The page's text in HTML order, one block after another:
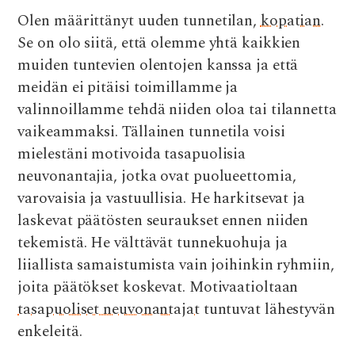
Olen määrittänyt uuden tunnetilan,kopatian.
Se on olo siitä, että olemme yhtä kaikkien
muiden tuntevien olentojen kanssa ja että
meidän ei pitäisi toimillamme ja
valinnoillamme tehdä niiden oloa tai tilannetta
vaikeammaksi. Tällainen tunnetila voisi
mielestäni motivoida tasapuolisia
neuvonantajia, jotka ovat puolueettomia,
varovaisia ja vastuullisia. He harkitsevat ja
laskevat päätösten seuraukset ennen niiden
tekemistä. He välttävät tunnekuohuja ja
liiallista samaistumista vain joihinkin ryhmiin,
joita päätökset koskevat. Motivaatioltaan
tasapuoliset neuvonantajattuntuvat lähestyvän
enkeleitä.